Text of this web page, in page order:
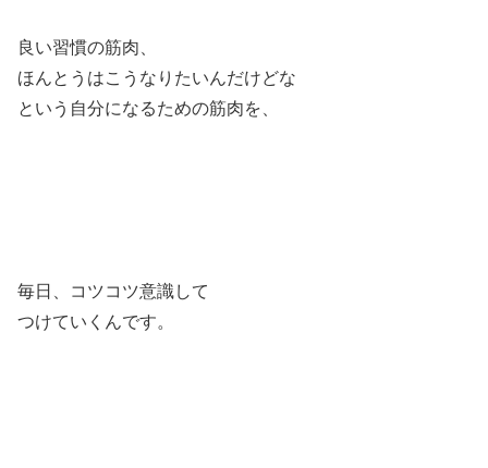
良い習慣の筋肉、
ほんとうはこうなりたいんだけどな
という自分になるための筋肉を、
毎日、コツコツ意識して
つけていくんです。